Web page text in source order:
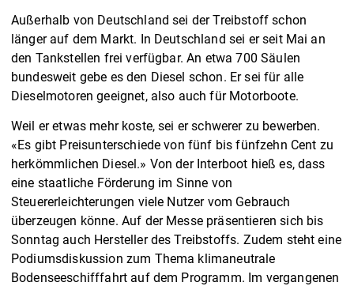
Außerhalb von Deutschland sei der Treibstoff schon
länger auf dem Markt. In Deutschland sei er seit Mai an
den Tankstellen frei verfügbar. An etwa 700 Säulen
bundesweit gebe es den Diesel schon. Er sei für alle
Dieselmotoren geeignet, also auch für Motorboote.
Weil er etwas mehr koste, sei er schwerer zu bewerben.
«Es gibt Preisunterschiede von fünf bis fünfzehn Cent zu
herkömmlichen Diesel.» Von der Interboot hieß es, dass
eine staatliche Förderung im Sinne von
Steuererleichterungen viele Nutzer vom Gebrauch
überzeugen könne. Auf der Messe präsentieren sich bis
Sonntag auch Hersteller des Treibstoffs. Zudem steht eine
Podiumsdiskussion zum Thema klimaneutrale
Bodenseeschifffahrt auf dem Programm. Im vergangenen